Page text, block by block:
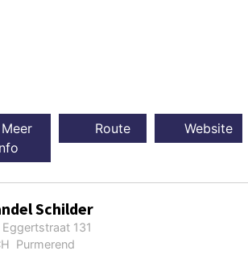
Meer
Route Website
Schilder
131
Purmerend